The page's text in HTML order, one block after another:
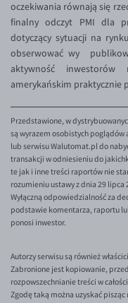
EUR/USD
EUR/GBP
EUR/CHF
EUR/CZK
EUR/NOK
EUR/SEK
EUR/AUD
EUR/BGN
EUR/CAD
EUR/HKD
EUR/HUF
oczekiwania równają się
finalny odczyt PMI dla
dotyczący sytuacji na
obserwować wy
aktywność
amerykańskim praktycznie
Przedstawione, w
są wyrazem osobistych
lub serwisu Walutomat.pl do
transakcji w odniesieniu do
te jak i inne treści raportów nie
rozumieniu ustawy z dnia 29
Wyłączną odpowiedzialność za
podstawie komentarza, raportu
ponosi inwestor.
Autorzy serwisu są również
Zabronione jest kopiowanie,
rozpowszechnianie treści w
Zgodę taką można uzyskać pisząc